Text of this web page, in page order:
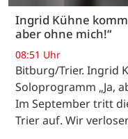
Ingrid Kühne
aber ohne mich!“
08:51 Uhr
Bitburg/Trier. Ingrid
Soloprogramm „Ja,
Im September tritt
Trier auf. Wir